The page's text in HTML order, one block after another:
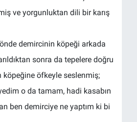
ve yorgunluktan dili bir karış
demircinin köpeği arkada
sonra da tepelere doğru
köpeğine öfkeyle seslenmiş;
o da tamam, hadi kasabın
ben demirciye ne yaptım ki bi